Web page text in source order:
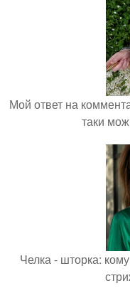
Мой ответ на
таки
Челка - шторка: